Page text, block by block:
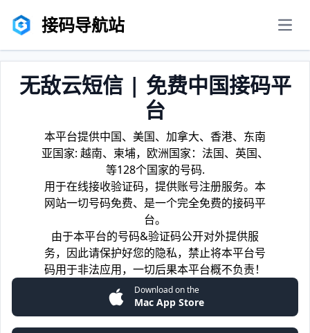
接码导航站
无敌云短信 | 免费中国接码平
台
本平台提供中国、美国、加拿大、香港、东南
亚国家: 越南、柬埔，欧洲国家：法国、英国、
等128个国家的号码.
用于在线接收验证码，提供账号注册服务。本
网站一切号码免费、是一个完全免费的接码平
台。
由于本平台的号码&验证码公开对外提供服
务，因此请保护好您的隐私，禁止将本平台号
码用于非法应用，一切后果本平台概不负责！
Download on the
Mac App Store